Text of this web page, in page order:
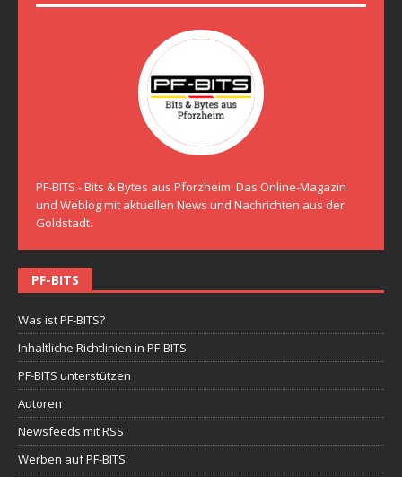
PF-BITS - Bits & Bytes aus Pforzheim. Das Online-Magazin
und Weblog mit aktuellen News und Nachrichten aus der
Goldstadt.
PF-BITS
Was ist PF-BITS?
Inhaltliche Richtlinien in PF-BITS
PF-BITS unterstützen
Autoren
Newsfeeds mit RSS
Werben auf PF-BITS